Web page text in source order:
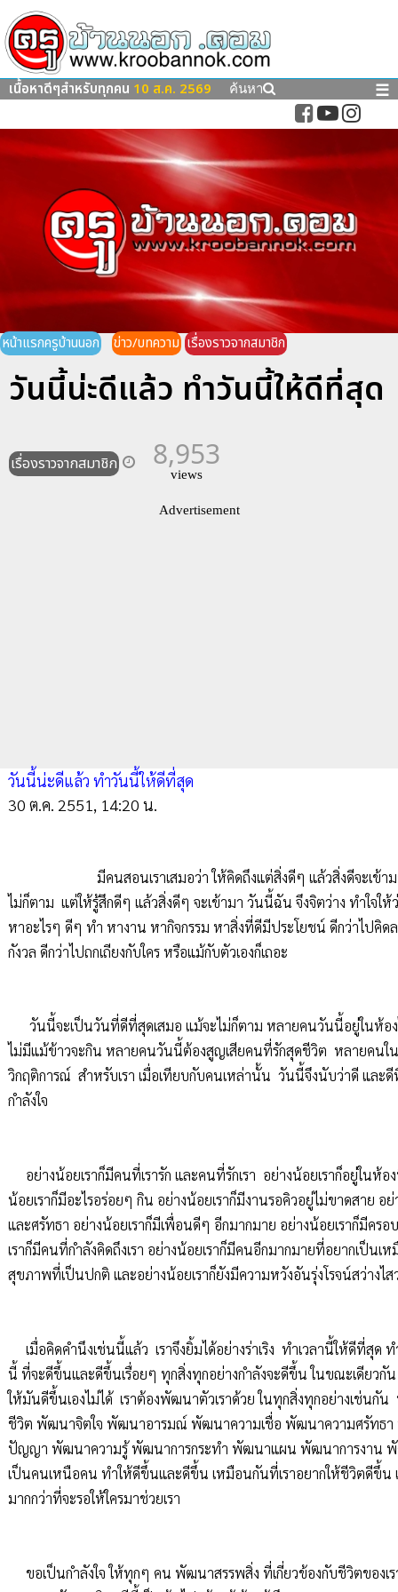
เนื้อหาดีๆสำหรับทุกคน 10 ส.ค. 2569 ค้นหา ☰
หน้าแรกครูบ้านนอก ข่าว/บทความ เรื่องราวจากสมาชิก
วันนี้น่ะดีแล้ว ทำวันนี้ให้ดีที่สุด
เรื่องราวจากสมาชิก 8,953
views
Advertisement
วันนี้น่ะดีแล้ว ทำวันนี้ให้ดีที่สุด
30 ต.ค. 2551, 14:20 น.
มีคนสอนเราเสมอว่า ให้คิดถึงแต่สิ่งดีๆ แล้วสิ่งดีจะเข้
ไม่ก็ตาม แต่ให้รู้สึกดีๆ แล้วสิ่งดีๆ จะเข้ามา วันนี้ฉัน จึงจิตว่าง ทำใจให้
หาอะไรๆ ดีๆ ทำ หางาน หากิจกรรม หาสิ่งที่ดีมีประโยชน์ ดีกว่าไปคิด
กังวล ดีกว่าไปถกเถียงกับใคร หรือแม้กับตัวเองก็เถอะ
วันนี้จะเป็นวันที่ดีที่สุดเสมอ แม้จะไม่ก็ตาม หลายคนวันนี้อยู่ในห้
ไม่มีแม้ข้าวจะกิน หลายคนวันนี้ต้องสูญเสียคนที่รักสุดชีวิต หลายคนใ
วิกฤติการณ์ สำหรับเรา เมื่อเทียบกับคนเหล่านั้น วันนี้จึงนับว่าดี แล
กำลังใจ
อย่างน้อยเราก็มีคนที่เรารัก และคนที่รักเรา อย่างน้อยเราก็อยู่ในห้
น้อยเราก็มีอะไรอร่อยๆ กิน อย่างน้อยเราก็มีงานรอคิวอยู่ไม่ขาดสาย อ
และศรัทธา อย่างน้อยเราก็มีเพื่อนดีๆ อีกมากมาย อย่างน้อยเราก็มีคร
เราก็มีคนที่กำลังคิดถึงเรา อย่างน้อยเราก็มีคนอีกมากมายที่อยากเป็นเห
สุขภาพที่เป็นปกติ และอย่างน้อยเราก็ยังมีความหวังอันรุ่งโรจน์สว่างไส
เมื่อคิดคำนึงเช่นนี้แล้ว เราจึงยิ้มได้อย่างร่าเริง ทำเวลานี้ให้ดีที่สุด
นี้ ที่จะดีขึ้นและดีขึ้นเรื่อยๆ ทุกสิ่งทุกอย่างกำลังจะดีขึ้น ในขณะเดียวกัน
ให้มันดีขึ้นเองไม่ได้ เราต้องพัฒนาตัวเราด้วย ในทุกสิ่งทุกอย่างเช่น
ชีวิต พัฒนาจิตใจ พัฒนาอารมณ์ พัฒนาความเชื่อ พัฒนาความศรัทธ
ปัญญา พัฒนาความรู้ พัฒนาการกระทำ พัฒนาแผน พัฒนาการงาน พั
เป็นคนเหนือคน ทำให้ดีขึ้นและดีขึ้น เหมือนกันที่เราอยากให้ชีวิตดีขึ้น เ
มากกว่าที่จะรอให้ใครมาช่วยเรา
ขอเป็นกำลังใจ ให้ทุกๆ คน พัฒนาสรรพสิ่ง ที่เกี่ยวข้องกับชีวิตของเ